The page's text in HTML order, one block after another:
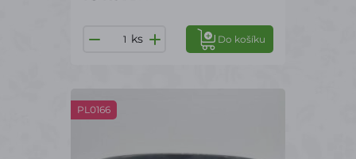
ks Do košíku
PL0166